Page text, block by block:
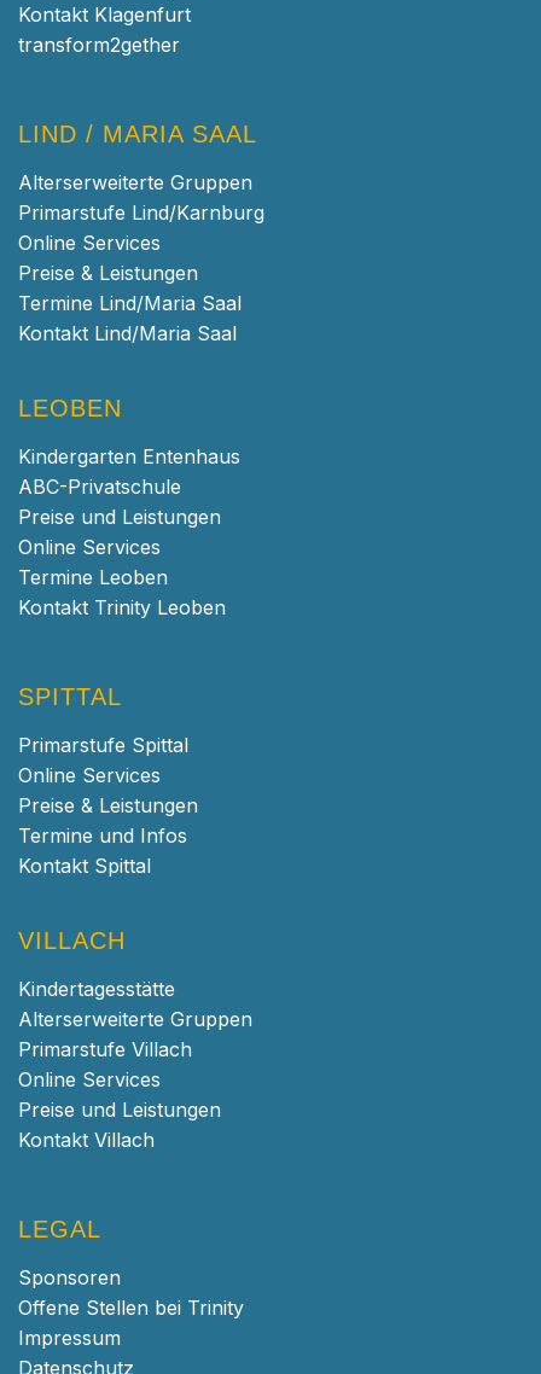
Kontakt Klagenfurt
transform2gether
LIND / MARIA SAAL
Alterserweiterte Gruppen
Primarstufe Lind/Karnburg
Online Services
Preise & Leistungen
Termine Lind/Maria Saal
Kontakt Lind/Maria Saal
LEOBEN
Kindergarten Entenhaus
ABC-Privatschule
Preise und Leistungen
Online Services
Termine Leoben
Kontakt Trinity Leoben
SPITTAL
Primarstufe Spittal
Online Services
Preise & Leistungen
Termine und Infos
Kontakt Spittal
VILLACH
Kindertagesstätte
Alterserweiterte Gruppen
Primarstufe Villach
Online Services
Preise und Leistungen
Kontakt Villach
LEGAL
Sponsoren
Offene Stellen bei Trinity
Impressum
Datenschutz